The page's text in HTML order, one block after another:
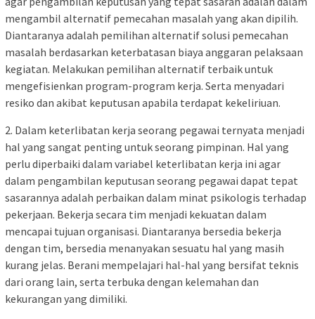
mengambil alternatif pemecahan masalah yang akan dipilih.
Diantaranya adalah pemilihan alternatif solusi pemecahan
masalah berdasarkan keterbatasan biaya anggaran pelaksaan
kegiatan. Melakukan pemilihan alternatif terbaik untuk
mengefisienkan program-program kerja. Serta menyadari
resiko dan akibat keputusan apabila terdapat kekeliriuan.
2. Dalam keterlibatan kerja seorang pegawai ternyata menjadi
hal yang sangat penting untuk seorang pimpinan. Hal yang
perlu diperbaiki dalam variabel keterlibatan kerja ini agar
dalam pengambilan keputusan seorang pegawai dapat tepat
sasarannya adalah perbaikan dalam minat psikologis terhadap
pekerjaan. Bekerja secara tim menjadi kekuatan dalam
mencapai tujuan organisasi. Diantaranya bersedia bekerja
dengan tim, bersedia menanyakan sesuatu hal yang masih
kurang jelas. Berani mempelajari hal-hal yang bersifat teknis
dari orang lain, serta terbuka dengan kelemahan dan
kekurangan yang dimiliki.